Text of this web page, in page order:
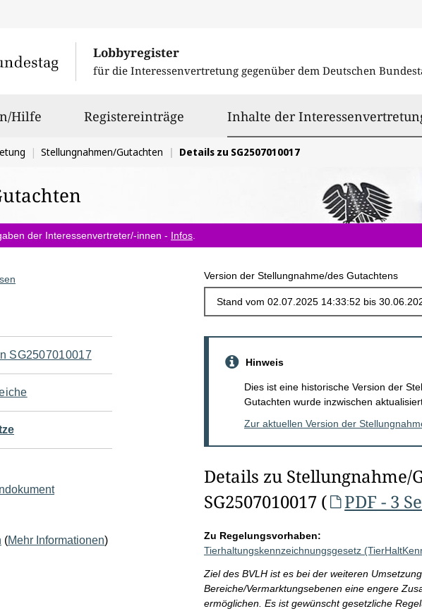
Lobbyregister
für die Interessenvertretung gegenüber dem Deutschen
Hilfe Registereinträge Inhalte der
Stellungnahmen/Gutachten Details zu SG2507010017
der Interessenvertreter/-innen - Infos
Version der Stellungnahme/des Gutachtens
SG2507010017
(Mehr Informationen)
Hinweis
Dies ist eine historische Version der
Gutachten wurde inzwischen
Zur aktuellen Version der
Details zu Stellungnahme/
SG2507010017 (
PDF - 3
Zu Regelungsvorhaben:
Tierhaltungskennzeichnungsgesetz
Ziel des BVLH ist es bei der weiteren
Bereiche/Vermarktungsebenen eine engere
ermöglichen. Es ist gewünscht gesetzliche